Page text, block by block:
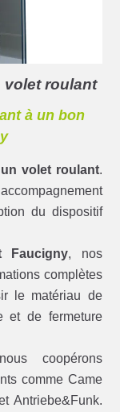
volet roulant
à un bon
volet roulant.
du dispositif
Faucigny, nos
complètes
le matériau de
et de fermeture
coopérons
comme Came
Antriebe&Funk.